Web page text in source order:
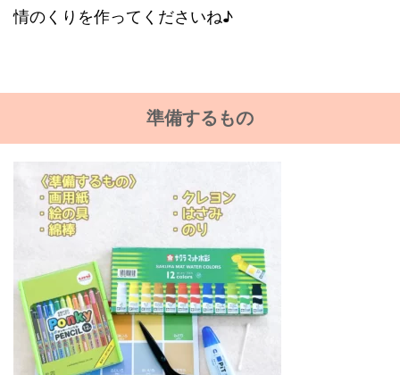
情のくりを作ってくださいね♪
準備するもの